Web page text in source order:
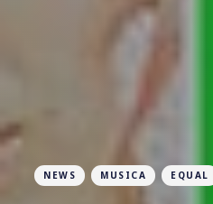
NEWS MUSICA EQUAL